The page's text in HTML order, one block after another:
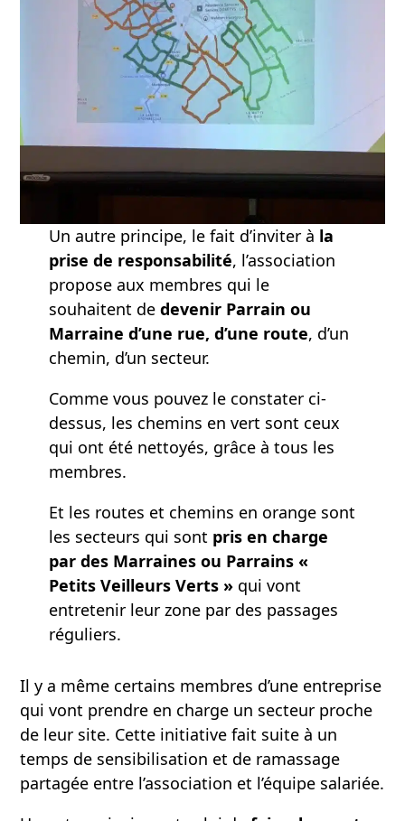
Un autre principe, le fait d’inviter à la
prise de responsabilité, l’association
propose aux membres qui le
souhaitent dedevenir Parrain ou
Marraine d’une rue, d’une route, d’un
chemin, d’un secteur.
Comme vous pouvez le constater ci-
dessus, les chemins en vert sont ceux
qui ont été nettoyés, grâce à tous les
membres.
Et les routes et chemins en orange sont
les secteurs qui sont pris en charge
par des Marraines ou Parrains «
Petits Veilleurs Verts » qui vont
entretenir leur zone par des passages
réguliers.
Il y a même certains membres d’une entreprise
qui vont prendre en charge un secteur proche
de leur site. Cette initiative fait suite à un
temps de sensibilisation et de ramassage
partagée entre l’association et l’équipe salariée.